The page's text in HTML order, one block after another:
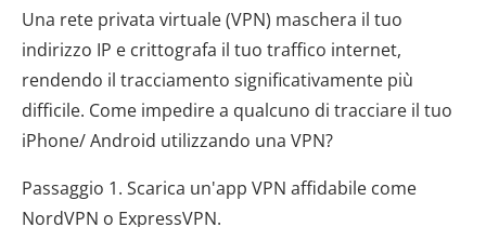
Una rete privata virtuale (VPN) maschera il tuo
indirizzo IP e crittografa il tuo traffico internet,
rendendo il tracciamento significativamente più
difficile. Come impedire a qualcuno di tracciare il tuo
iPhone/ Android utilizzando una VPN?
Passaggio 1. Scarica un'app VPN affidabile come
NordVPN o ExpressVPN.